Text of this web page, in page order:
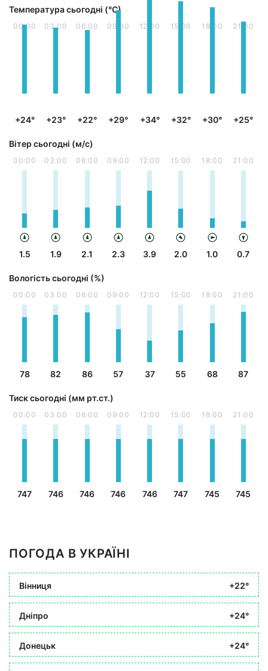
Температура сьогодні (°С)
00:00
+24°
03:00
+23°
06:00
+22°
09:00
+29°
12:00
+34°
15:00
+32°
18:00
+30°
21:00
+25°
Вітер сьогодні (м/с)
00:00
1.5
03:00
1.9
06:00
2.1
09:00
2.3
12:00
3.9
15:00
2.0
18:00
1.0
21:00
0.7
Вологість сьогодні (%)
00:00
78
03:00
82
06:00
86
09:00
57
12:00
37
15:00
55
18:00
68
21:00
87
Тиск сьогодні (мм рт.ст.)
00:00
747
03:00
746
06:00
746
09:00
746
12:00
746
15:00
747
18:00
745
21:00
745
ПОГОДА В УКРАЇНІ
Вінниця +22°
Дніпро +24°
Донецьк +24°